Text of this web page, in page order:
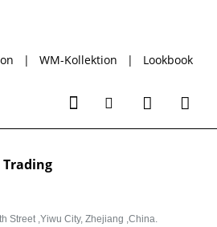
| WM-Kollektion | Lookbook
Trading
Street ,Yiwu City, Zhejiang ,China.